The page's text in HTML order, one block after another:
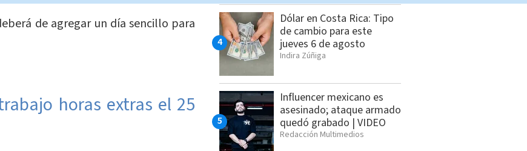
de agregar un día sencillo para
horas extras el 25
Dólar en Costa Rica: Tipo
de cambio para este
jueves 6 de agosto
Indira Zúñiga
Influencer mexicano es
asesinado; ataque armado
quedó grabado | VIDEO
Redacción Multimedios